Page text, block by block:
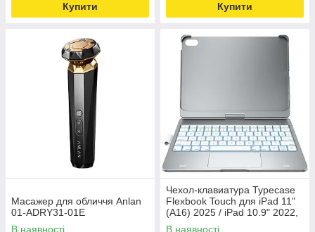
Купити Купити
Масажер для обличчя Anlan
01-ADRY31-01E
В наявності
Чехол-клавиатура Typecase
Flexbook Touch для iPad 11"
(A16) 2025 / iPad 10.9" 2022,
серебристый
В наявності